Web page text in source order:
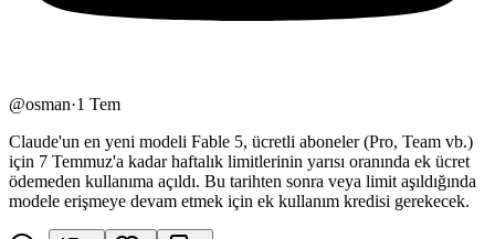
@osman·1 Tem
Claude'un en yeni modeli Fable 5, ücretli aboneler (Pro, Team vb.)
için 7 Temmuz'a kadar haftalık limitlerinin yarısı oranında ek ücret
ödemeden kullanıma açıldı. Bu tarihten sonra veya limit aşıldığında
modele erişmeye devam etmek için ek kullanım kredisi gerekecek.